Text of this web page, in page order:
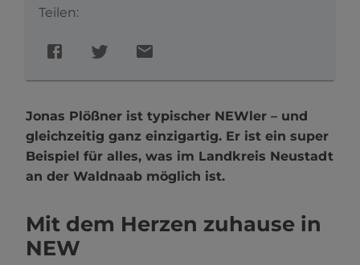
Teilen:
Jonas Plößner ist typischer NEWler – und
gleichzeitig ganz einzigartig. Er ist ein super
Beispiel für alles, was im Landkreis Neustadt
an der Waldnaab möglich ist.
Mit dem Herzen zuhause in
NEW